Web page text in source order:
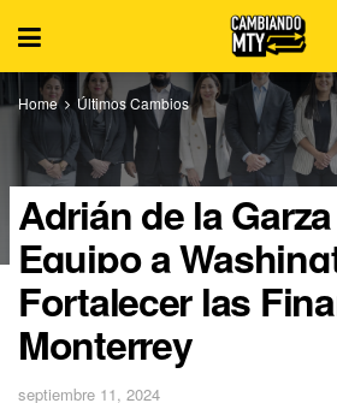
Home Últimos Cambios
Adrián de la
Equipo a
Fortalecer las
Monterrey
septiembre 11, 2024